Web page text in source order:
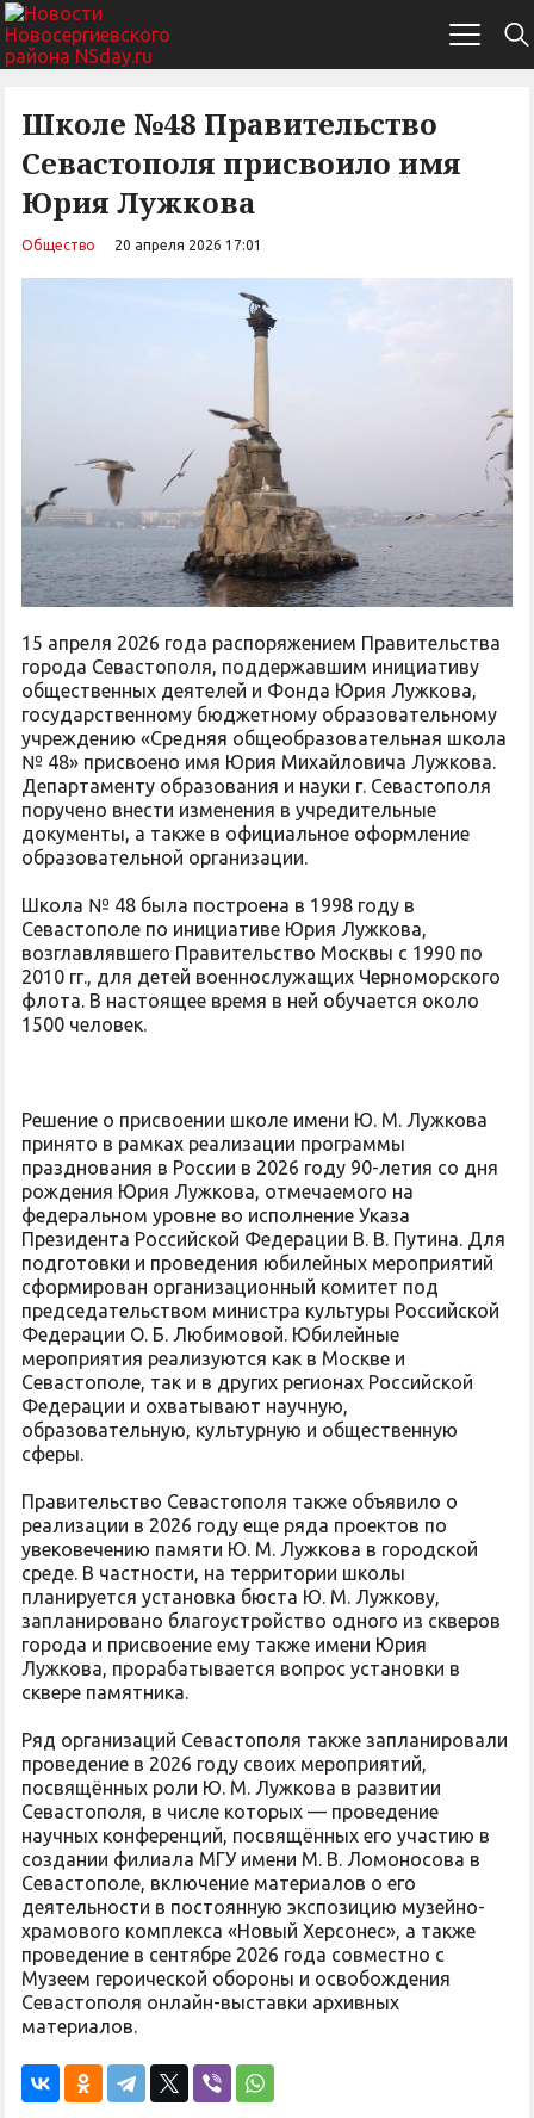
Школе №48 Правительство
Севастополя присвоило имя
Юрия Лужкова
Общество 20 апреля 2026 17:01
15 апреля 2026 года распоряжением Правительства
города Севастополя, поддержавшим инициативу
общественных деятелей и Фонда Юрия Лужкова,
государственному бюджетному образовательному
учреждению «Средняя общеобразовательная школа
№ 48» присвоено имя Юрия Михайловича Лужкова.
Департаменту образования и науки г. Севастополя
поручено внести изменения в учредительные
документы, а также в официальное оформление
образовательной организации.
Школа № 48 была построена в 1998 году в
Севастополе по инициативе Юрия Лужкова,
возглавлявшего Правительство Москвы с 1990 по
2010 гг., для детей военнослужащих Черноморского
флота. В настоящее время в ней обучается около
1500 человек.
Решение о присвоении школе имени Ю. М. Лужкова
принято в рамках реализации программы
празднования в России в 2026 году 90-летия со дня
рождения Юрия Лужкова, отмечаемого на
федеральном уровне во исполнение Указа
Президента Российской Федерации В. В. Путина. Для
подготовки и проведения юбилейных мероприятий
сформирован организационный комитет под
председательством министра культуры Российской
Федерации О. Б. Любимовой. Юбилейные
мероприятия реализуются как в Москве и
Севастополе, так и в других регионах Российской
Федерации и охватывают научную,
образовательную, культурную и общественную
сферы.
Правительство Севастополя также объявило о
реализации в 2026 году еще ряда проектов по
увековечению памяти Ю. М. Лужкова в городской
среде. В частности, на территории школы
планируется установка бюста Ю. М. Лужкову,
запланировано благоустройство одного из скверов
города и присвоение ему также имени Юрия
Лужкова, прорабатывается вопрос установки в
сквере памятника.
Ряд организаций Севастополя также запланировали
проведение в 2026 году своих мероприятий,
посвящённых роли Ю. М. Лужкова в развитии
Севастополя, в числе которых — проведение
научных конференций, посвящённых его участию в
создании филиала МГУ имени М. В. Ломоносова в
Севастополе, включение материалов о его
деятельности в постоянную экспозицию музейно-
храмового комплекса «Новый Херсонес», а также
проведение в сентябре 2026 года совместно с
Музеем героической обороны и освобождения
Севастополя онлайн-выставки архивных
материалов.